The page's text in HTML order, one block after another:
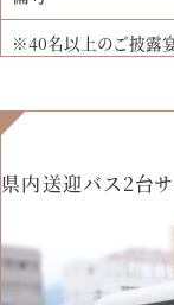
※40名以上のご披露
県内送迎バス2台サ